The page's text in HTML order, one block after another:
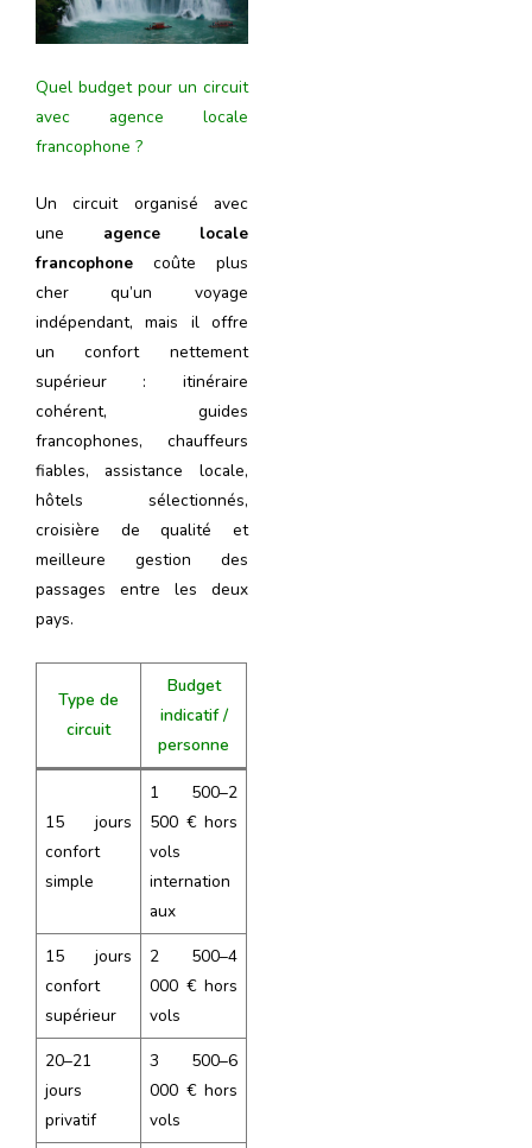
Quel budget pour un circuit
avec agence locale
francophone ?
Un circuit organisé avec
une agence locale
francophone coûte plus
cher qu’un voyage
indépendant, mais il offre
un confort nettement
supérieur : itinéraire
cohérent, guides
francophones, chauffeurs
fiables, assistance locale,
hôtels sélectionnés,
croisière de qualité et
meilleure gestion des
passages entre les deux
pays.
Type de
circuit
Budget
indicatif /
personne
15 jours
confort
simple
1 500–2
500 € hors
vols
internation
aux
15 jours
confort
supérieur
2 500–4
000 € hors
vols
20–21
jours
privatif
3 500–6
000 € hors
vols